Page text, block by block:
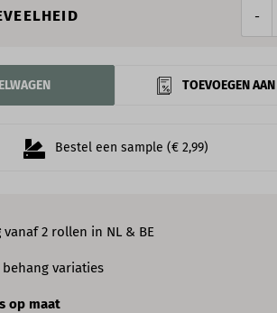
vanaf 2 rollen in NL & BE
behang variaties
op maat
Bestel een sample (€ 2,99)
-
TOEVOEGEN